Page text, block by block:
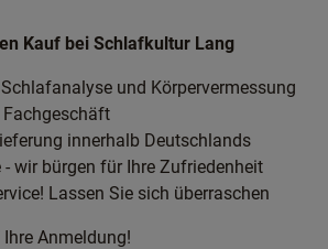
Kauf bei Schlafkultur Lang
und Körpervermessung
innerhalb Deutschlands
wir bürgen für Ihre Zufriedenheit
Lassen Sie sich überraschen
Anmeldung!